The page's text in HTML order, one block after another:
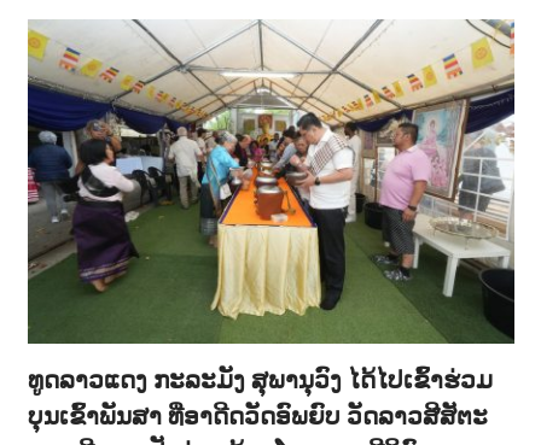
ທູດລາວແດງ ກະລະມັງ ສຸພານຸວົງ ໄດ້ໄປເຂົ້າຮ່ວມ
ບຸນເຂົ້າພັນສາ ທີ່ອາດີດວັດອົພຍົບ ວັດລາວສີສັຕະ